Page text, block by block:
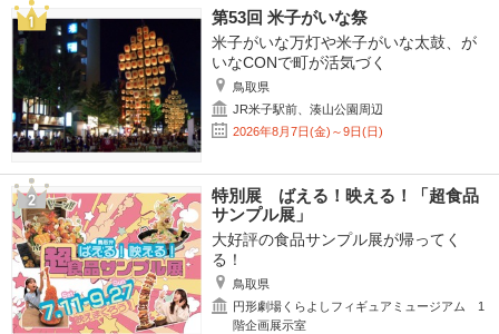
第53回 米子がいな祭
米子がいな万灯や米子がいな太鼓、が
いなCONで町が活気づく
鳥取県
JR米子駅前、湊山公園周辺
2026年8月7日(金)～9日(日)
特別展 ばえる！映える！「超食品
サンプル展」
大好評の食品サンプル展が帰ってく
る！
鳥取県
円形劇場くらよしフィギュアミュージアム 1
階企画展示室